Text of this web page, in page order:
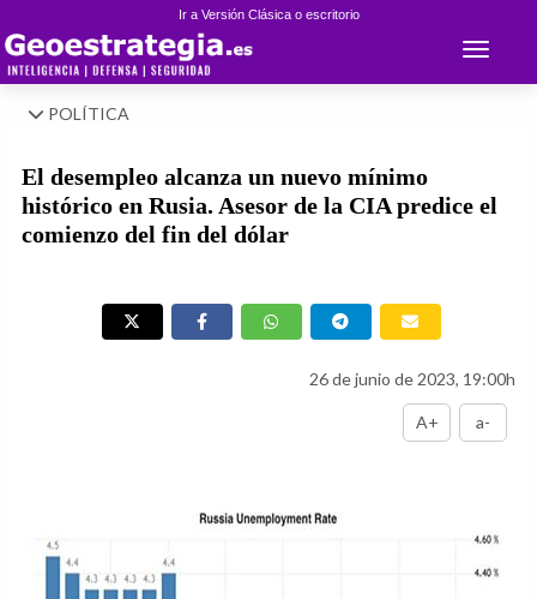
Ir a Versión Clásica o escritorio
Toggle
POLÍTICA
El desempleo alcanza un nuevo mínimo
histórico en Rusia. Asesor de la CIA predice el
comienzo del fin del dólar
26 de junio de 2023, 19:00h
A+ a-